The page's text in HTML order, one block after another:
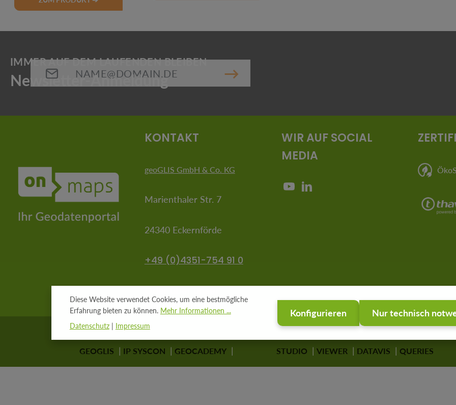
E-Mail-Adresse*
KONTAKT
geoGLIS GmbH & Co. KG
Marienthaler Str. 7
24340 Eckernförde
+49 (0)4351-754 91 0
Kontaktformular.
WIR AUF SOCIAL
MEDIA
GEOGLIS IP SYSCON GEOCADEMY STUDIO VIEWER DATAVIS QUERIES
Diese Website verwendet Cookies, um eine bestmögliche
Erfahrung bieten zu können. Mehr Informationen ...
Datenschutz| Impressum
Nur technisch
Konfigurieren